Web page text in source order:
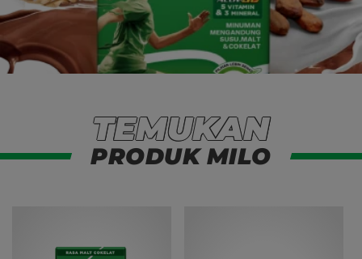
Temukan Produk Milo
TEMUKAN
PRODUK MILO